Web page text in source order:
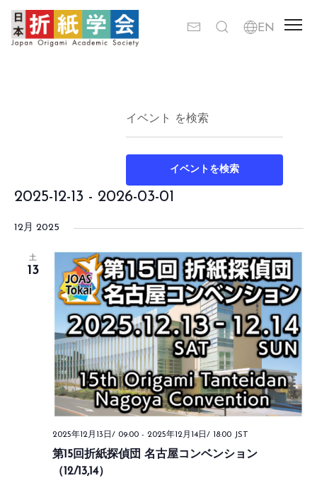
イ
ベ
ト
索
し
て
ナ
ビ
ゲ
ー
シ
ョ
キ
ワ
ド
力
し
て
く
さ
い。
キ
ー
ワ
イベントを検索
ュ
ー
ナ
ビ
ゲ
ー
シ
ョ
ン
2025-12-13 - 2026-03-01
12月 2025
土
13
2025年12月13日/ 09:00- 2025年12月14日/ 18:00 JST
第15回折紙探偵団 名古屋コンベンション
（12/13,14）